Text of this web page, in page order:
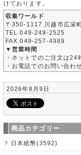
けております。
収集ワールド
〒350-1117 川越市広栄
TEL 049-249-2525
FAX 049-257-4989
▼営業時間
・ネットでのご注文は24
・お電話でのお問い合わ
2026年8月9日
商品カテゴリー
日本紙幣(3592)